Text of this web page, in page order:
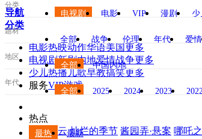
导航
分类
电影热映动作华语美国更多
电视剧新剧内地爱情战争更多
少 儿热播 儿歌早教搞笑更多
服务VIP游戏
热点
检察风云 灿烂的季节 酱园弄·悬案 哪吒
分类
电视剧 电影 VIP 漫剧 少
题材
全部 战争 伦理 年代 爱情
地区
全部 中国内地
年代
全部 2025 2024 2023
最热 最新